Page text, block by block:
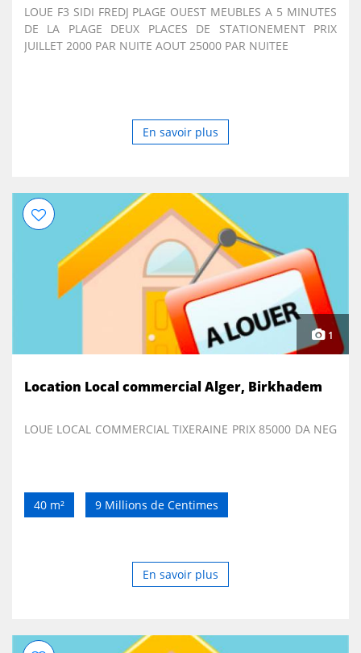
LOUE F3 SIDI FREDJ PLAGE OUEST MEUBLES A 5 MINUTES
DE LA PLAGE DEUX PLACES DE STATIONEMENT PRIX
JUILLET 2000 PAR NUITE AOUT 25000 PAR NUITEE
En savoir plus
1
Location Local commercial Alger, Birkhadem
LOUE LOCAL COMMERCIAL TIXERAINE PRIX 85000 DA NEG
40 m² 9 Millions de Centimes
En savoir plus